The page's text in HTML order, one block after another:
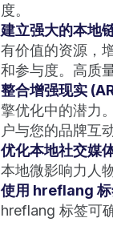
度。
建立强大的本地
有价值的资源，
和参与度。高质
整合增强现实
擎优化中的潜力
户与您的品牌互
优化本地社交媒
本地微影响力人
使用 hreflang 标
hreflang 标签可